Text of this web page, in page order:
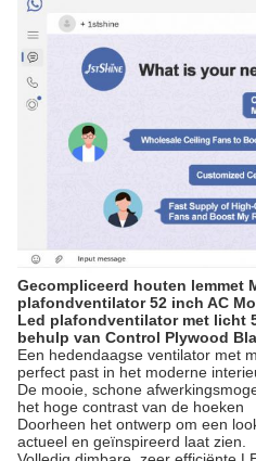
Gecompliceerd houten lemmet
plafondventilator 52 inch AC
Led plafondventilator met licht
behulp van Control Plywood
Een hedendaagse ventilator met
perfect past in het moderne
De mooie, schone
het hoge contrast van de hoeken
Doorheen het ontwerp om een
actueel en geïnspireerd laat zien.